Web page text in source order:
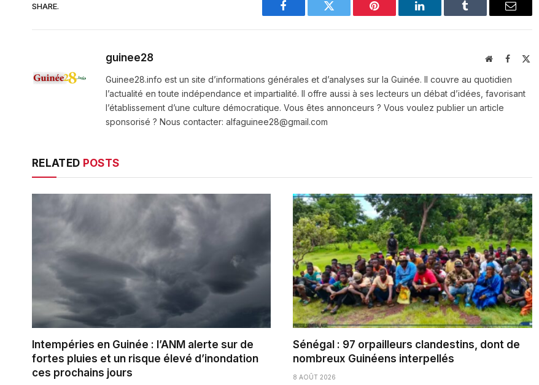
SHARE.
Facebook Twitter Pinterest LinkedIn Tumblr Email
guinee28 WebsiteFacebook
X
Guinee28.info est un site d’informations générales et d’analyses sur la Guinée. Il couvre au quotidien
l’actualité en toute indépendance et impartialité. Il offre aussi à ses lecteurs un débat d’idées, favorisant
l’établissement d’une culture démocratique. Vous êtes annonceurs ? Vous voulez publier un article
sponsorisé ? Nous contacter: alfaguinee28@gmail.com
RELATED POSTS
Intempéries en Guinée : l’ANM alerte sur de
fortes pluies et un risque élevé d’inondation
ces prochains jours
Sénégal : 97 orpailleurs clandestins, dont de
nombreux Guinéens interpellés
8 AOÛT 2026